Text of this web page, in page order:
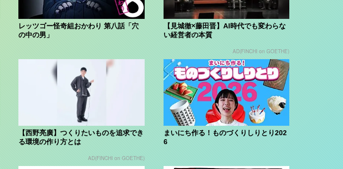
レッツゴー怪奇組おかわり 第八話「穴
の中の男」
【見城徹×藤田晋】AI時代でも変わらな
い経営者の本質
AD(FINCHI on GOETHE)
【西野亮廣】つくりたいものを追求でき
る環境の作り方とは
AD(FINCHI on GOETHE)
まいにち作る！ものづくりしりとり202
6